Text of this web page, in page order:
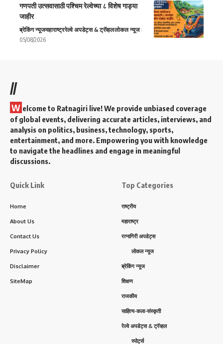
गणपती उत्सवासाठी पश्चिम रेल्वेच्या ८ विशेष गाड्या
जाहीर
ब्रेकिंग न्यूजमहाराष्ट्ररेल्वे अपडेट्स & ट्रॅव्हललोकल न्यूज
05/08/2026
//
W elcome to Ratnagiri live! We provide unbiased coverage
of global events, delivering accurate articles, interviews, and
analysis on politics, business, technology, sports,
entertainment, and more. Empowering you with knowledge
to navigate the headlines and engage in meaningful
discussions.
Quick Link
Home
About Us
Contact Us
Privacy Policy
Disclaimer
SiteMap
Top Categories
राष्ट्रीय
महाराष्ट्र
रत्नागिरी अपडेट्स
लोकल न्यूज
ब्रेकिंग न्यूज
शिक्षण
राजकीय
साहित्य-कला-संस्कृती
रेल्वे अपडेट्स & ट्रॅव्हल
स्पोर्ट्स